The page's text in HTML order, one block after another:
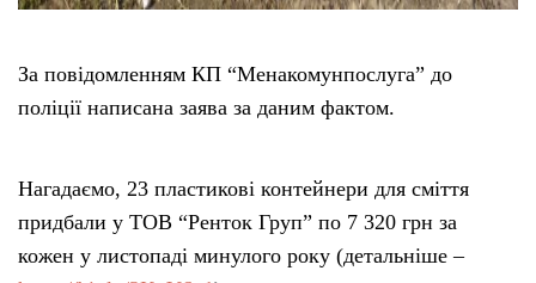
За повідомленням КП “Менакомунпослуга” до
поліції написана заява за даним фактом.
Нагадаємо, 23 пластикові контейнери для сміття
придбали у ТОВ “Ренток Груп” по 7 320 грн за
кожен у листопаді минулого року (детальніше –